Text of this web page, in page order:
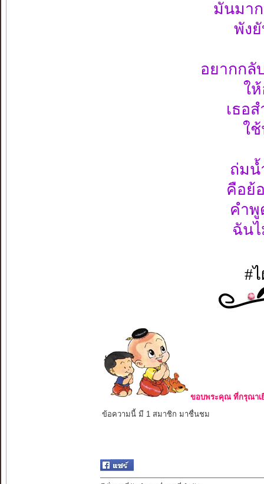
มันมาก
พัง
อยากกลั
ใ
เธอ
ใ
ถ่มน้
คือย้
คำพู
ฉัน
#
ขอบพระคุณ ที่กรุณาเ
ข้อความนี้ มี 1 สมาชิก มาชื่นชม